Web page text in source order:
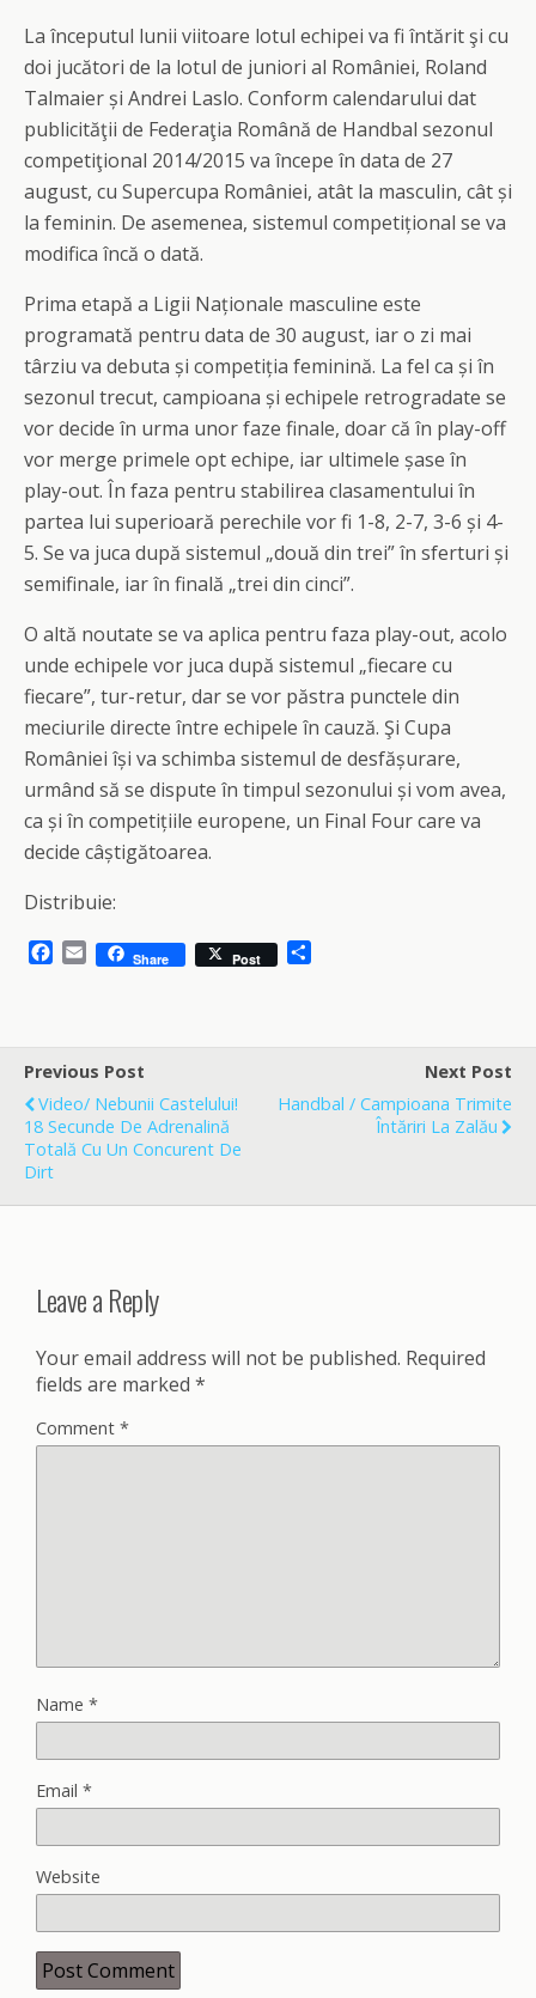
La începutul lunii viitoare lotul echipei va fi întărit şi cu
doi jucători de la lotul de juniori al României, Roland
Talmaier și Andrei Laslo. Conform calendarului dat
publicităţii de Federaţia Română de Handbal sezonul
competiţional 2014/2015 va începe în data de 27
august, cu Supercupa României, atât la masculin, cât și
la feminin. De asemenea, sistemul competițional se va
modifica încă o dată.
Prima etapă a Ligii Naționale masculine este
programată pentru data de 30 august, iar o zi mai
târziu va debuta și competiția feminină. La fel ca și în
sezonul trecut, campioana și echipele retrogradate se
vor decide în urma unor faze finale, doar că în play-off
vor merge primele opt echipe, iar ultimele șase în
play-out. În faza pentru stabilirea clasamentului în
partea lui superioară perechile vor fi 1-8, 2-7, 3-6 și 4-
5. Se va juca după sistemul „două din trei” în sferturi și
semifinale, iar în finală „trei din cinci”.
O altă noutate se va aplica pentru faza play-out, acolo
unde echipele vor juca după sistemul „fiecare cu
fiecare”, tur-retur, dar se vor păstra punctele din
meciurile directe între echipele în cauză. Şi Cupa
României își va schimba sistemul de desfășurare,
urmând să se dispute în timpul sezonului și vom avea,
ca și în competițiile europene, un Final Four care va
decide câștigătoarea.
Distribuie:
b
o
o
k
E
l
Share Post
e
Previous Post
Video/ Nebunii Castelului!
18 Secunde De Adrenalină
Totală Cu Un Concurent De
Dirt
Next Post
Handbal / Campioana Trimite
Întăriri La Zalău
Leave a Reply
Your email address will not be published. Required
fields are marked *
Comment *
Name *
Email *
Website